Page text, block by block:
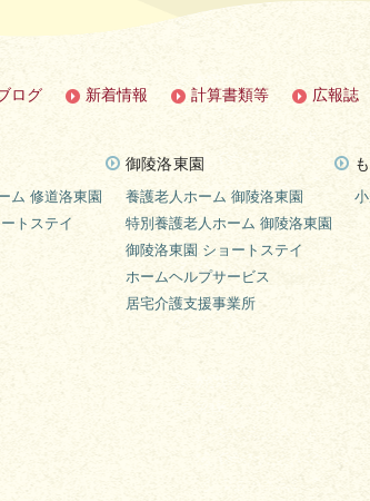
ログ 新着情報 計算書類等 広報誌
ム 修道洛東園
トステイ
御陵洛東園
養護老人ホーム 御陵洛東園
特別養護老人ホーム 御陵洛東園
御陵洛東園 ショートステイ
ホームヘルプサービス
居宅介護支援事業所